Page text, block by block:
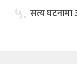
५. सत्य घटनामा